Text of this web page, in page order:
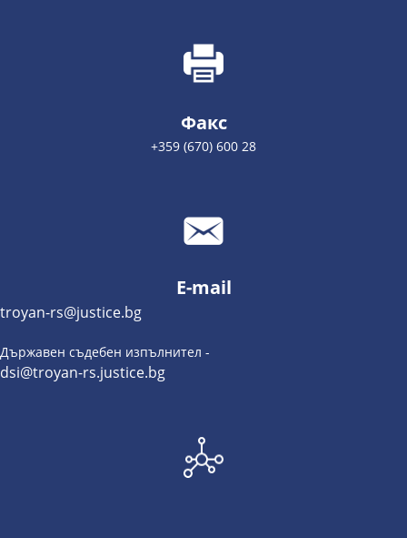
Факс
+359 (670) 600 28
E-mail
troyan-rs@justice.bg
Държавен съдебен изпълнител -
dsi@troyan-rs.justice.bg